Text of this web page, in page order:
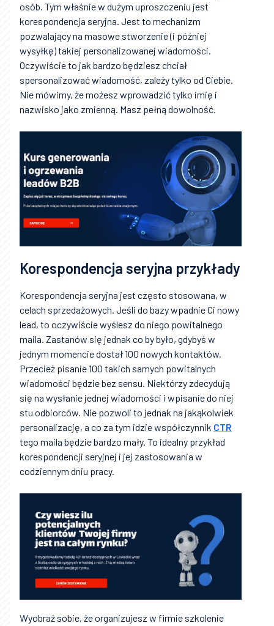
osób. Tym właśnie w dużym uproszczeniu jest
korespondencja seryjna. Jest to mechanizm
pozwalający na masowe stworzenie (i później
wysyłkę) takiej personalizowanej wiadomości.
Oczywiście to jak bardzo będziesz chciał
spersonalizować wiadomość, zależy tylko od Ciebie.
Nie mówimy, że możesz wprowadzić tylko imię i
nazwisko jako zmienną. Masz pełną dowolność.
Korespondencja seryjna przykłady
Korespondencja seryjna jest często stosowana, w
celach sprzedażowych. Jeśli do bazy wpadnie Ci nowy
lead, to oczywiście wyślesz do niego powitalnego
maila. Zastanów się jednak co by było, gdybyś w
jednym momencie dostał 100 nowych kontaktów.
Przecież pisanie 100 takich samych powitalnych
wiadomości będzie bez sensu. Niektórzy zdecydują
się na wysłanie jednej wiadomości i wpisanie do niej
stu odbiorców. Nie pozwoli to jednak na jakąkolwiek
personalizację, a co za tym idzie współczynnik CTR
tego maila będzie bardzo mały. To idealny przykład
korespondencji seryjnej i jej zastosowania w
codziennym dniu pracy.
Wyobraź sobie, że organizujesz w firmie szkolenie